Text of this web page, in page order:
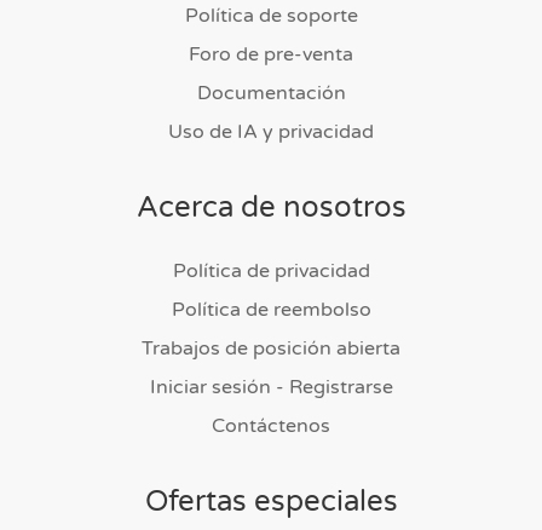
Política de soporte
Foro de pre-venta
Documentación
Uso de IA y privacidad
Acerca de nosotros
Política de privacidad
Política de reembolso
Trabajos de posición abierta
Iniciar sesión - Registrarse
Contáctenos
Ofertas especiales